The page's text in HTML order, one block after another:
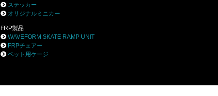
ステッカー
オリジナルミニカー
FRP製品
WAVEFORM SKATE RAMP UNIT
FRPチェアー
ペット用ケージ